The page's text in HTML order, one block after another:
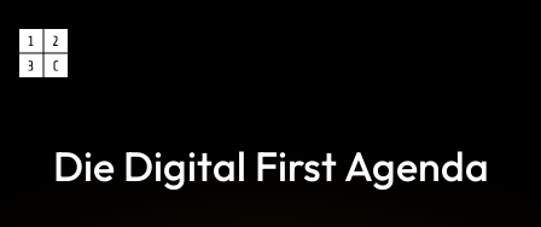
Die Digital First Agenda